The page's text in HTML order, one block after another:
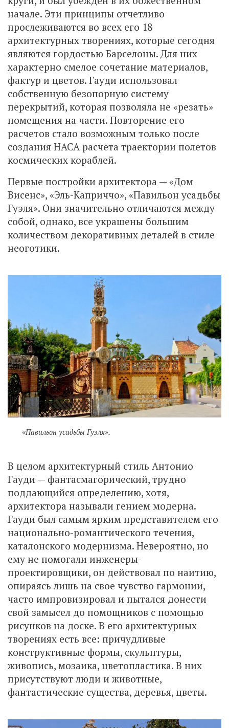
начале. Эти принципы отчетливо
прослеживаются во всех его 18
архитектурных творениях, которые сегодня
являются гордостью Барселоны. Для них
характерно смелое сочетание материалов,
фактур и цветов. Гауди использовал
собственную безопорную систему
перекрытий, которая позволяла не «резать»
помещения на части. Повторение его
расчетов стало возможным только после
создания НАСА расчета траектории полетов
космических кораблей.
Первые постройки архитектора — «Дом
Висенс», «Эль-Каприччо», «Павильон усадьбы
Гуэля». Они значительно отличаются между
собой, однако, все украшены большим
количеством декоративных деталей в стиле
неоготики.
«Павильон усадьбы Гуэля».
В целом архитектурный стиль Антонио
Гауди — фантасмагоричeский, трудно
поддающийся определению, хотя,
архитектора называли гением модерна.
Гауди был самым ярким представителем его
национально-романтического течения,
каталонского модернизма. Невероятно, но
ему не помогали инженеры-
проектировщики, он действовал по наитию,
опираясь лишь на свое чувство гармонии,
часто импровизировал и пытался донести
свой замысел до помощников с помощью
рисунков на доске. В его архитектурных
творениях есть все: причудливые
конструктивные формы, скульптуры,
живопись, мозаика, цветопластика. В них
присутствуют люди и животные,
фантастические существа, деревья, цветы.